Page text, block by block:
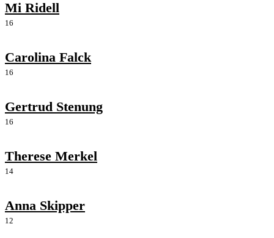
Mi Ridell
16
Carolina Falck
16
Gertrud Stenung
16
Therese Merkel
14
Anna Skipper
12